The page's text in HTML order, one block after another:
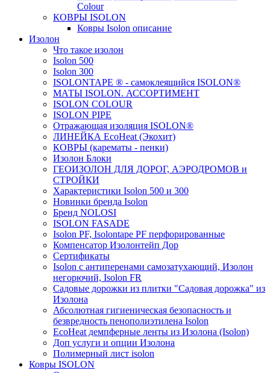
Colour
КОВРЫ ISOLON
Ковры Isolon описание
Изолон
Что такое изолон
Isolon 500
Isolon 300
ISOLONTAPE ® - самоклеящийся ISOLON®
МАТЫ ISOLON. АССОРТИМЕНТ
ISOLON COLOUR
ISOLON PIPE
Отражающая изоляция ISOLON®
ЛИНЕЙКА EcoHeat (Экохит)
КОВРЫ (карематы - пенки)
Изолон Блоки
ГЕОИЗОЛОН ДЛЯ ДОРОГ, АЭРОДРОМОВ и
СТРОЙКИ
Характеристики Isolon 500 и 300
Новинки бренда Isolon
Бренд NOLOSI
ISOLON FASADE
Isolon PF, Isolontape PF перфорированные
Компенсатор Изолонтейп Дор
Сертификаты
Isolon с антиперенами самозатухающий, Изолон
негорючий, Isolon FR
Садовые дорожки из плитки "Садовая дорожка" из
Изолона
Абсолютная гигиеническая безопасность и
безвредность пенополиэтилена Isolon
EcoHeat демпферные ленты из Изолона (Isolon)
Доп услуги и опции Изолона
Полимерный лист isolon
Ковры ISOLON